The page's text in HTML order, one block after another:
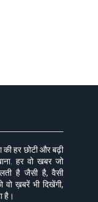
की हर छोटी और बढ़ी
हर वो खबर जो
है जैसी है, वैसी
वो ख़बरें भी दिखेंगी,
है।